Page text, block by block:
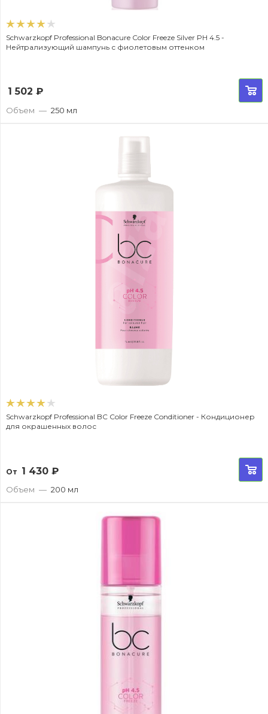
Schwarzkopf Professional Bonacure Color Freeze Silver PH 4.5 -
Нейтрализующий шампунь с фиолетовым оттенком
1 502 ₽
Объем — 250 мл
Schwarzkopf Professional BC Color Freeze Conditioner - Кондиционер
для окрашенных волос
От 1 430 ₽
Объем — 200 мл